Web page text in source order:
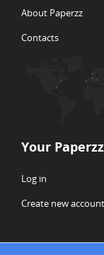
About Paperzz
Contacts
Your Paperzz
Log in
Create new account